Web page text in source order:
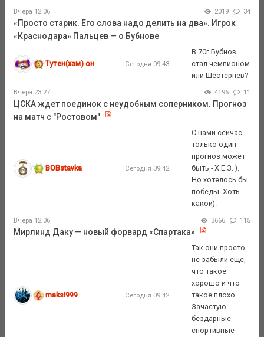
Вчера 12:06 2019 34
«Просто старик. Его слова надо делить на два». Игрок
«Краснодара» Пальцев — о Бубнове
Тутен(хам) он Сегодня 09:43
В 70г Бубнов
стал чемпионом
или Шестернев?
Вчера 23:27 4196 11
ЦСКА ждет поединок с неудобным соперником. Прогноз
на матч с "Ростовом"
BOBstavka Сегодня 09:42
С нами сейчас
только один
прогноз может
быть - Х.Е.З. ).
Но хотелось бы
победы. Хоть
какой).
Вчера 12:06 3666 115
Мирлинд Даку — новый форвард «Спартака»
maksi999 Сегодня 09:42
Так они просто
не забыли ещё,
что такое
хорошо и что
такое плохо.
Зачастую
бездарные
спортивные